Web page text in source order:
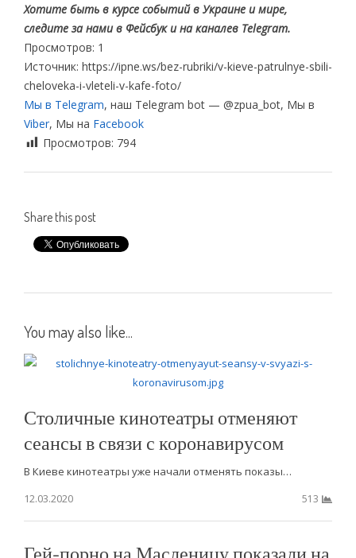
Хотите быть в курсе событий в Украине и мире,
следите за нами в Фейсбук и на каналев Telegram.
Просмотров: 1
Источник: https://ipne.ws/bez-rubriki/v-kieve-patrulnye-sbili-
cheloveka-i-vleteli-v-kafe-foto/
Мы в Telegram, наш Telegram bot — @zpua_bot, Мы в
Viber, Мы на Facebook
Просмотров: 794
Share this post
You may also like...
Столичные кинотеатры отменяют
сеансы в связи с коронавирусом
В Киеве кинотеатры уже начали отменять показы…
12.03.2020
513
Гей-порно на Масленицу показали на